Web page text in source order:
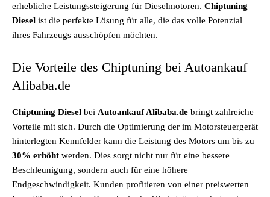
erhebliche Leistungssteigerung für Dieselmotoren. Chiptuning
Diesel ist die perfekte Lösung für alle, die das volle Potenzial
ihres Fahrzeugs ausschöpfen möchten.
Die Vorteile des Chiptuning bei Autoankauf
Alibaba.de
Chiptuning Diesel bei Autoankauf Alibaba.de bringt zahlreiche
Vorteile mit sich. Durch die Optimierung der im Motorsteuergerät
hinterlegten Kennfelder kann die Leistung des Motors um bis zu
30% erhöht werden. Dies sorgt nicht nur für eine bessere
Beschleunigung, sondern auch für eine höhere
Endgeschwindigkeit. Kunden profitieren von einer preiswerten